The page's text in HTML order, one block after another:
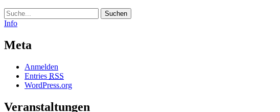
Suche
Info
Meta
Anmelden
Entries RSS
WordPress.org
Veranstaltungen